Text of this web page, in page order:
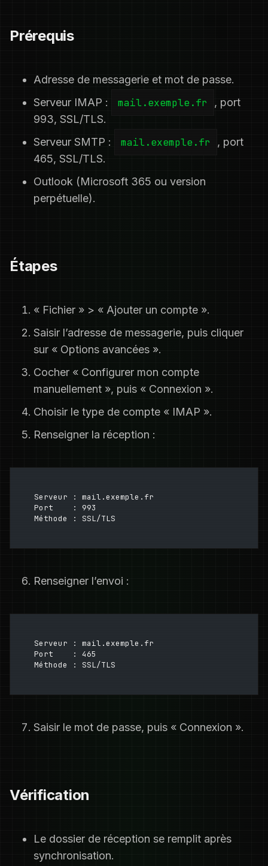
Prérequis
Adresse de messagerie et mot de passe.
Serveur IMAP :
mail.exemple.fr
, port
993, SSL/TLS.
Serveur SMTP :
mail.exemple.fr
, port
465, SSL/TLS.
Outlook (Microsoft 365 ou version
perpétuelle).
Étapes
« Fichier » > « Ajouter un compte ».
Saisir l’adresse de messagerie, puis cliquer
sur « Options avancées ».
Cocher « Configurer mon compte
manuellement », puis « Connexion ».
Choisir le type de compte « IMAP ».
Renseigner la réception :
Serveur : mail.exemple.fr
Port    : 993
Méthode : SSL/TLS
Renseigner l’envoi :
Serveur : mail.exemple.fr
Port    : 465
Méthode : SSL/TLS
Saisir le mot de passe, puis « Connexion ».
Vérification
Le dossier de réception se remplit après
synchronisation.